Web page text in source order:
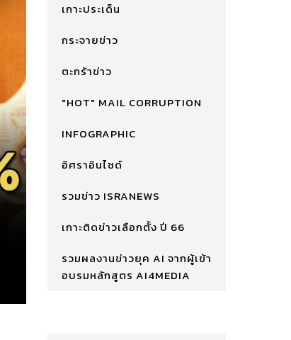
เกาะประเด็น
กระจายข่าว
ตะกร้าข่าว
"HOT" MAIL CORRUPTION
INFOGRAPHIC
อิศราอินไซด์
รวมข่าว ISRANEWS
เกาะติดข่าวเลือกตั้ง ปี 66
รวมผลงานข่าวยุค AI จากผู้เข้า
อบรมหลักสูตร AI4MEDIA